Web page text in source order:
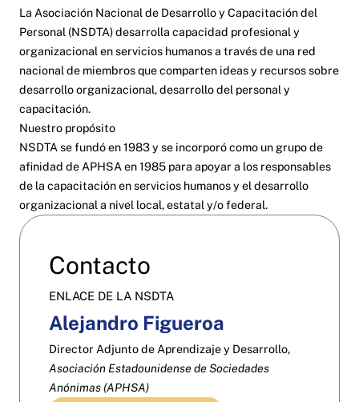
La Asociación Nacional de Desarrollo y Capacitación del
Personal (NSDTA) desarrolla capacidad profesional y
organizacional en servicios humanos a través de una red
nacional de miembros que comparten ideas y recursos sobre
desarrollo organizacional, desarrollo del personal y
capacitación.
Nuestro propósito
NSDTA se fundó en 1983 y se incorporó como un grupo de
afinidad de APHSA en 1985 para apoyar a los responsables
de la capacitación en servicios humanos y el desarrollo
organizacional a nivel local, estatal y/o federal.
Contacto
ENLACE DE LA NSDTA
Alejandro Figueroa
Director Adjunto de Aprendizaje y Desarrollo,
Asociación Estadounidense de Sociedades
Anónimas (APHSA)